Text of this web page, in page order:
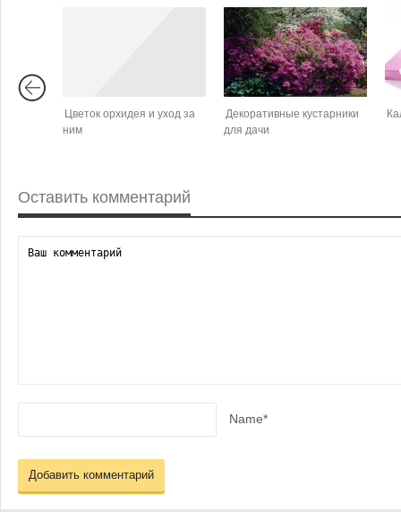
Цветок орхидея и уход за
ним
Декоративные кустарники
для дачи
Оставить комментарий
Name*